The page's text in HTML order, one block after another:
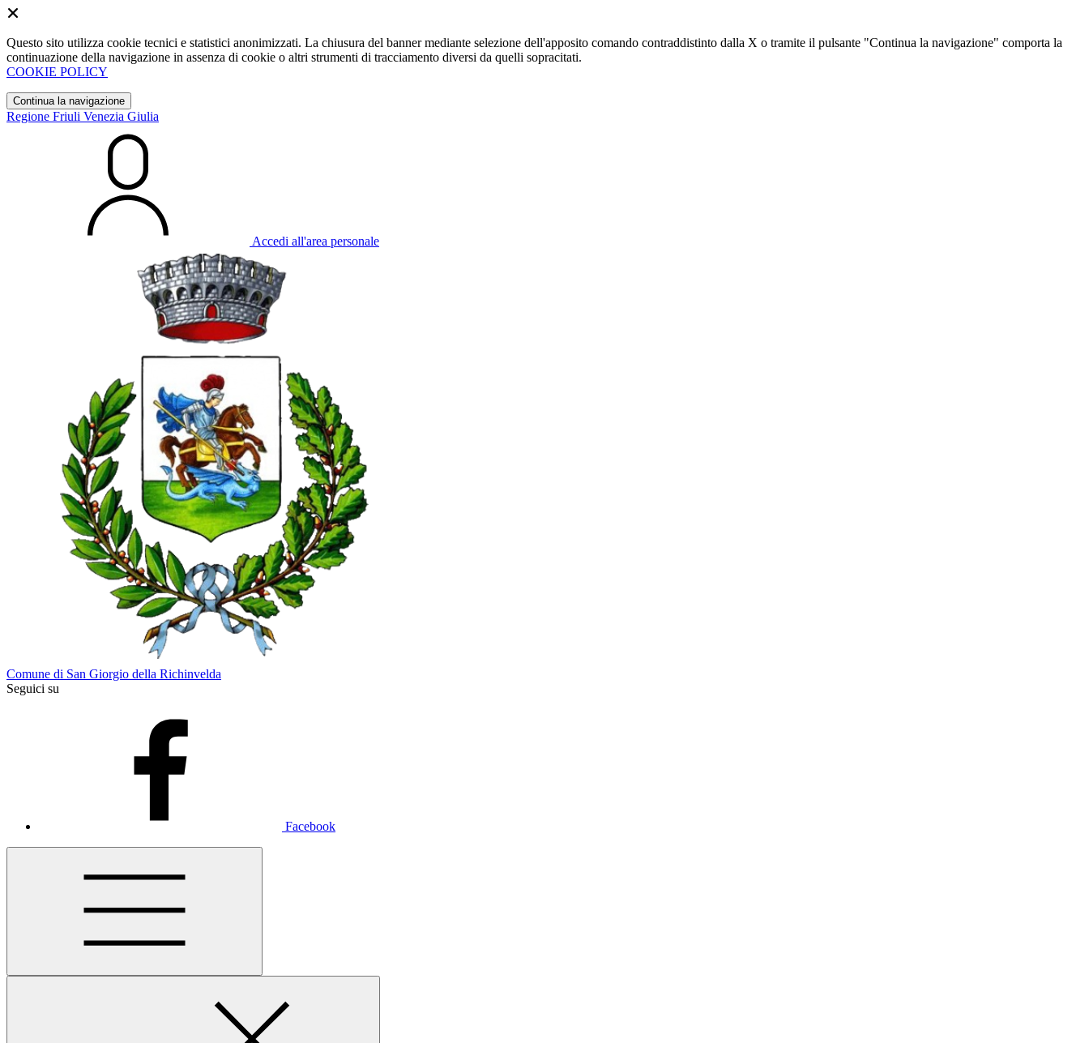
Questo sito utilizza cookie tecnici e statistici anonimizzati. La chiusura del banner mediante selezione dell'apposito comando contraddistinto dalla X o tramite il pulsante "Continua la navigazione" comporta la
continuazione della navigazione in assenza di cookie o altri strumenti di tracciamento diversi da quelli sopracitati.
COOKIE POLICY
Continua la navigazione
Regione Friuli Venezia Giulia
Accedi all'area personale
Comune di San Giorgio della Richinvelda
Seguici su
Facebook